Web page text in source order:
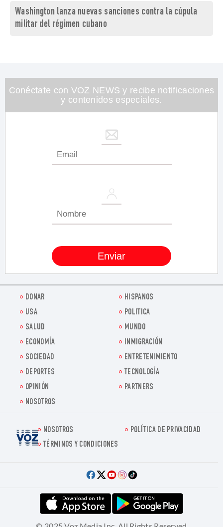
Washington lanza nuevas sanciones contra la cúpula
militar del régimen cubano
Conéctate con VOZ NEWS y recibe notificaciones
y contenidos especiales.
DONAR
HISPANOS
USA
POLITICA
SALUD
MUNDO
ECONOMÍA
INMIGRACIÓN
SOCIEDAD
ENTRETENIMIENTO
DEPORTES
TECNOLOGÍA
OPINIÓN
PARTNERS
NOSOTROS
Voz.us
NOSOTROS
POLÍTICA DE PRIVACIDAD
TÉRMINOS Y CONDICIONES